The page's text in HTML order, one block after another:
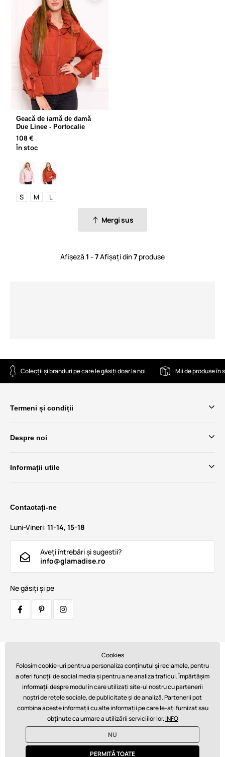
Geacă de iarnă de damă
Due Linee - Portocalie
108 €
În stoc
S M L
Mergi sus
Afișeză 1 - 7Afișați din7 produse
Colecții și branduri pe care le găsiți doar la noi Mii de produse în
Termeni și condiții
Despre noi
Informații utile
Contactați-ne
Luni-Vineri: 11-14, 15-18
Aveți întrebări și sugestii?
info@glamadise.ro
Ne găsiți și pe
Plăți:
© 2026 www.glamadise.ro. Asigură tehnicSimplia s.r.o.
Cookies
Folosim cookie-uri pentru a personaliza conținutul și reclamele, pentru
a oferi funcții de social media și pentru a ne analiza traficul. Împărtășim
informații despre modul în care utilizați site-ul nostru cu partenerii
noștri de rețele sociale, de publicitate și de analiză. Partenerii pot
combina aceste informații cu alte informații pe care le-ați furnizat sau
obținute ca urmare a utilizării serviciilor lor.INFO
NU
PERMITĂ TOATE